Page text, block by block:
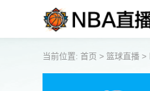
当前位置: 首页 > 篮球直播 >